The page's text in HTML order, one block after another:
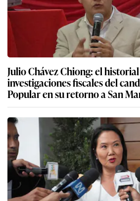
Julio Chávez Chiong: el
investigaciones fiscales del
Popular en su retorno a San